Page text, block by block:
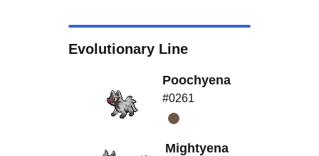
Evolutionary Line
Poochyena
#0261
Mightyena